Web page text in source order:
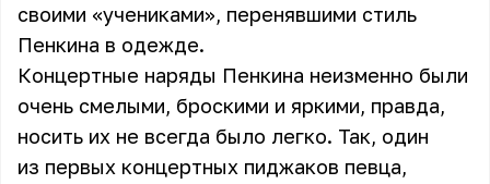
своими «учениками», перенявшими стиль
Пенкина в одежде.
Концертные наряды Пенкина неизменно были
очень смелыми, броскими и яркими, правда,
носить их не всегда было легко. Так, один
из первых концертных пиджаков певца,